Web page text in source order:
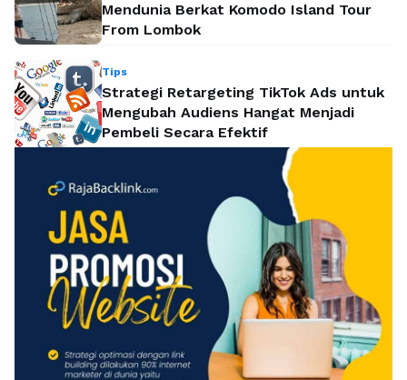
Mendunia Berkat Komodo Island Tour
From Lombok
Tips
Strategi Retargeting TikTok Ads untuk
Mengubah Audiens Hangat Menjadi
Pembeli Secara Efektif